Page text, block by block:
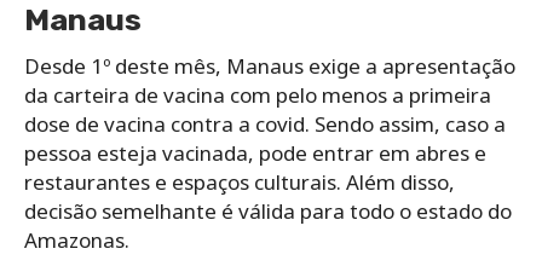
Manaus
Desde 1º deste mês, Manaus exige a apresentação
da carteira de vacina com pelo menos a primeira
dose de vacina contra a covid. Sendo assim, caso a
pessoa esteja vacinada, pode entrar em abres e
restaurantes e espaços culturais. Além disso,
decisão semelhante é válida para todo o estado do
Amazonas.